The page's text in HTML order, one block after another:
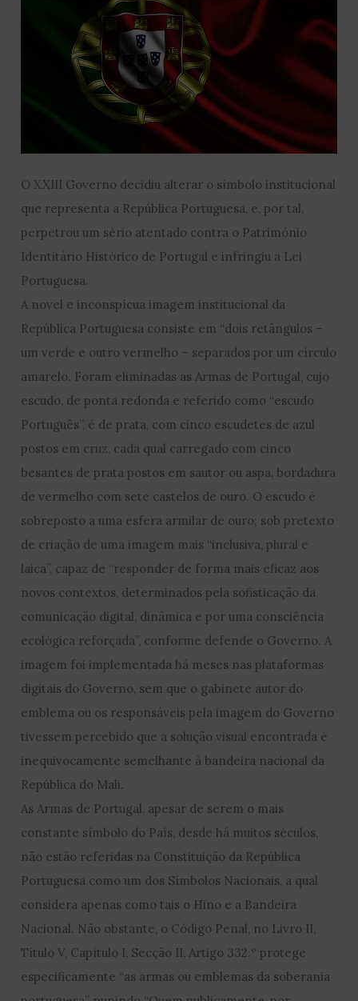
O XXIII Governo decidiu alterar o símbolo institucional
que representa a República Portuguesa, e, por tal,
perpetrou um sério atentado contra o Património
Identitário Histórico de Portugal e infringiu a Lei
Portuguesa.
A novel e inconspícua imagem institucional da
República Portuguesa consiste em “dois retângulos –
um verde e outro vermelho – separados por um círculo
amarelo. Foram eliminadas as Armas de Portugal, cujo
escudo, de ponta redonda e referido como “escudo
Português”, é de prata, com cinco escudetes de azul
postos em cruz, cada qual carregado com cinco
besantes de prata postos em sautor ou aspa, bordadura
de vermelho com sete castelos de ouro. O escudo é
sobreposto a uma esfera armilar de ouro; sob pretexto
de criação de uma imagem mais “inclusiva, plural e
laica”, capaz de “responder de forma mais eficaz aos
novos contextos, determinados pela sofisticação da
comunicação digital, dinâmica e por uma consciência
ecológica reforçada”, conforme defende o Governo. A
imagem foi implementada há meses nas plataformas
digitais do Governo, sem que o gabinete autor do
emblema ou os responsáveis pela imagem do Governo
tivessem percebido que a solução visual encontrada é
inequivocamente semelhante à bandeira nacional da
República do Mali.
As Armas de Portugal, apesar de serem o mais
constante símbolo do País, desde há muitos séculos,
não estão referidas na Constituição da República
Portuguesa como um dos Símbolos Nacionais, a qual
considera apenas como tais o Hino e a Bandeira
Nacional. Não obstante, o Código Penal, no Livro II,
Título V, Capítulo I, Secção II, Artigo 332.º protege
especificamente “as armas ou emblemas da soberania